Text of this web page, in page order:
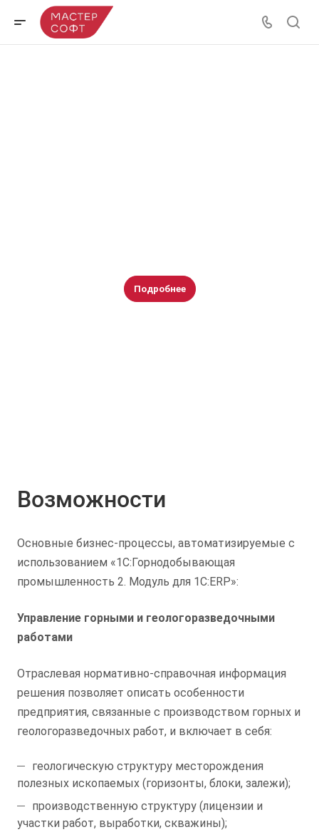
горнодобывающих предприятий, осуществляющих
геологоразведку, добычу, переработку и отгрузку полезных
Подробнее
Возможности
Основные бизнес-процессы, автоматизируемые с
использованием «1С:Горнодобывающая
промышленность 2. Модуль для 1С:ERP»:
Управление горными и геологоразведочными
работами
Отраслевая нормативно-справочная информация
решения позволяет описать особенности
предприятия, связанные с производством горных и
геологоразведочных работ, и включает в себя:
геологическую структуру месторождения
полезных ископаемых (горизонты, блоки, залежи);
производственную структуру (лицензии и
участки работ, выработки, скважины);